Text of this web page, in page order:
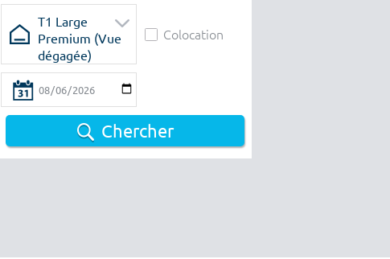
T1 Large
Premium (Vue
dégagée)
Colocation
Chercher